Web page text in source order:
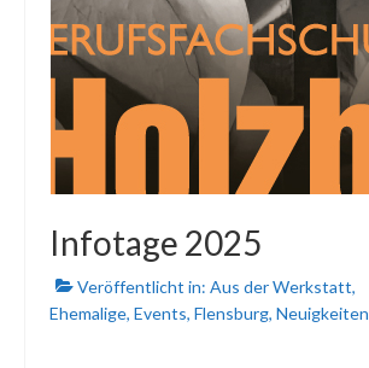
Infotage 2025
Veröffentlicht in: Aus der Werkstatt,
Ehemalige, Events, Flensburg, Neuigkeiten